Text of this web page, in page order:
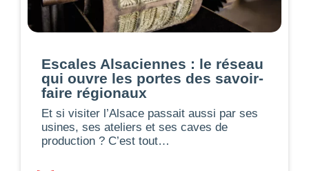
Escales Alsaciennes : le réseau
qui ouvre les portes des savoir-
faire régionaux
Et si visiter l’Alsace passait aussi par ses
usines, ses ateliers et ses caves de
production ? C’est tout…